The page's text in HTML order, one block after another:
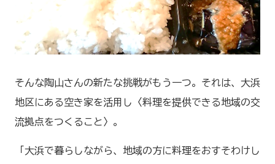
そんな陶山さんの新たな挑戦がもう一つ。それは、大浜
地区にある空き家を活用し〈料理を提供できる地域の交
流拠点をつくること〉。
「大浜で暮らしながら、地域の方に料理をおすそわけし